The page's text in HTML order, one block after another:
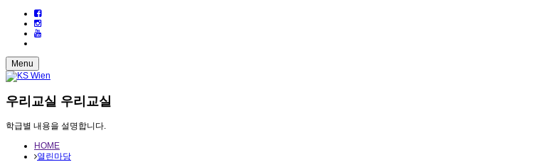
Menu
우리교실 우리교실
학급별 내용을 설명합니다.
HOME
열린마당